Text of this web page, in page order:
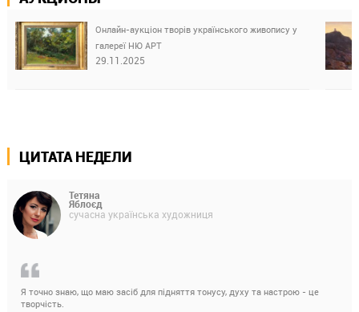
Онлайн-аукціон творів українського живопису у
галереї НЮ АРТ
29.11.2025
ЦИТАТА НЕДЕЛИ
Тетяна
Яблоєд
сучасна українська художниця
Я точно знаю, що маю засіб для підняття тонусу, духу та настрою - це
творчість.